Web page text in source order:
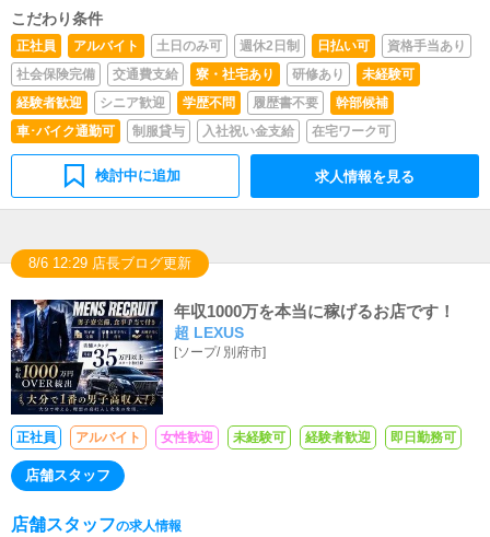
やかな文章の打ち込みが出来る方歓迎 【５】アルバイト
業務内容 ホールスタッフとして接客応対をお願い致しま
す。 ※誰でも出来る簡単なお仕事です。 ※大学生可/主婦
(女性)可
こだわり条件
正社員 アルバイト 土日のみ可 週休2日制 日払い可
資格手当あり
社会保険完備
交通費支給 寮・社宅あり 研修あり
未経験可
経験者歓迎
シニア歓迎 学歴不問 履歴書不要
幹部候補
車･バイク通勤可
制服貸与 入社祝い金支給 在宅ワーク可
検討中に追加 求人情報を見る
8/6 12:29 店長ブログ更新
年収1000万を本当に稼げるお店です！
超 LEXUS
[ソープ/ 別府市]
正社員 アルバイト 女性歓迎 未経験可 経験者歓迎 即日勤務可
店舗スタッフ
店舗スタッフの求人情報